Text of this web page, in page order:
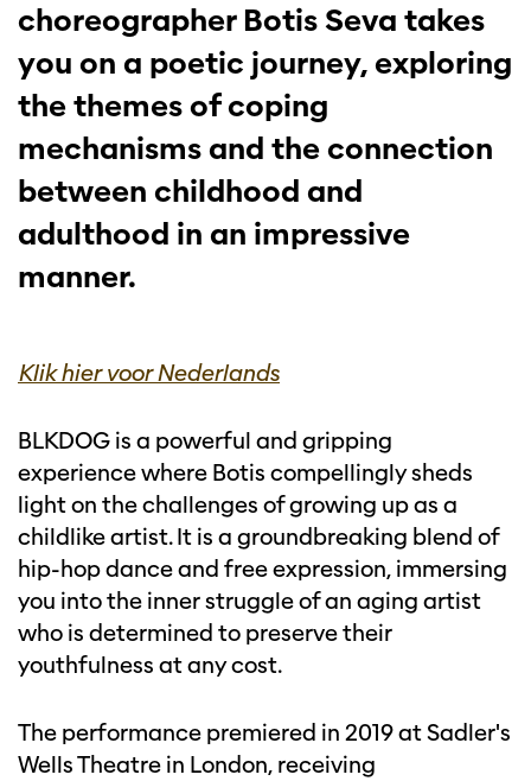
choreographer Botis Seva takes
you on a poetic journey, exploring
the themes of coping
mechanisms and the connection
between childhood and
adulthood in an impressive
manner.
Klik hier voor Nederlands
BLKDOG is a powerful and gripping
experience where Botis compellingly sheds
light on the challenges of growing up as a
childlike artist. It is a groundbreaking blend of
hip-hop dance and free expression, immersing
you into the inner struggle of an aging artist
who is determined to preserve their
youthfulness at any cost.
The performance premiered in 2019 at Sadler's
Wells Theatre in London, receiving